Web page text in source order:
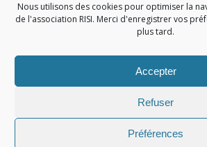
Nous utilisons des cookies pour optimiser la
de l'association RISI. Merci d'enregistrer vos
plus tard.
Accepter
Refuser
Préférences
RISI
© 2026 RISI. Construit avec WordPress et